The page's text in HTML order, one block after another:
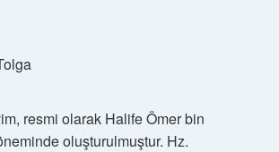
resmi olarak Halife Ömer bin
oluşturulmuştur. Hz.